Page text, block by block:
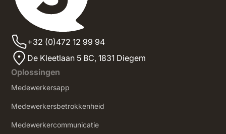
+32 (0)472 12 99 94
De Kleetlaan 5 BC, 1831 Diegem
Oplossingen
Medewerkersapp
Medewerkersbetrokkenheid
Medewerkercommunicatie